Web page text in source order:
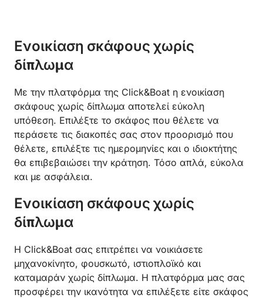
Ενοικίαση σκάφους χωρίς
δίπλωμα
Με την πλατφόρμα της Click&Boat η ενοικίαση
σκάφους χωρίς δίπλωμα αποτελεί εύκολη
υπόθεση. Επιλέξτε το σκάφος που θέλετε να
περάσετε τις διακοπές σας στον προορισμό που
θέλετε, επιλέξτε τις ημερομηνίες και ο ιδιοκτήτης
θα επιβεβαιώσει την κράτηση. Τόσο απλά, εύκολα
και με ασφάλεια.
Ενοικίαση σκάφους χωρίς
δίπλωμα
Η Click&Boat σας επιτρέπει να νοικιάσετε
μηχανοκίνητο, φουσκωτό, ιστιοπλοϊκό και
καταμαράν χωρίς δίπλωμα. Η πλατφόρμα μας σας
προσφέρει την ικανότητα να επιλέξετε είτε σκάφος